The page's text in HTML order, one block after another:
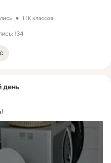
1.1K классов
134
день